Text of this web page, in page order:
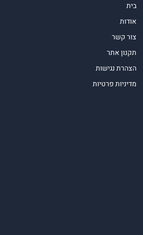
בית
אודות
צור קשר
תקנון אתר
הצהרת נגישות
מדיניות פרטיות